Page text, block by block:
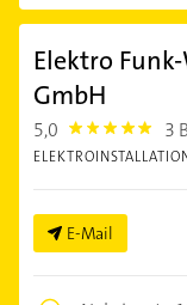
Elektro
GmbH
5,0 5.0 3
E-Mail